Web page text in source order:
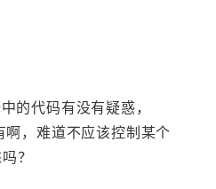
的代码有没有疑惑，
啊，难道不应该控制某个
？